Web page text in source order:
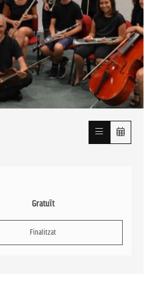
Gratuït
Finalitzat